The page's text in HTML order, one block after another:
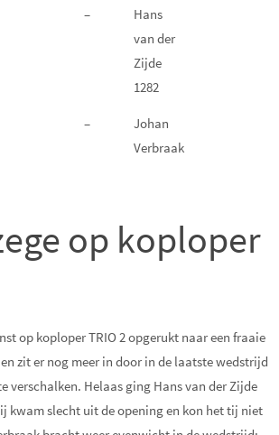
–
Hans
van der
Zijde
1282
–
Johan
Verbraak
op koploper
op koploper TRIO 2 opgerukt naar een fraaie
zit er nog meer in door in de laatste wedstrijd
verschalken. Helaas ging Hans van der Zijde
kwam slecht uit de opening en kon het tij niet